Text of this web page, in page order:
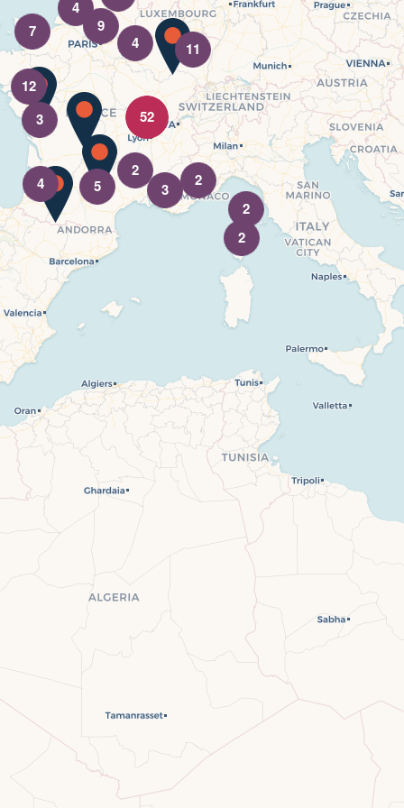
4
3
2 2
11
4
4
7
52
12
5 3
9
2
2